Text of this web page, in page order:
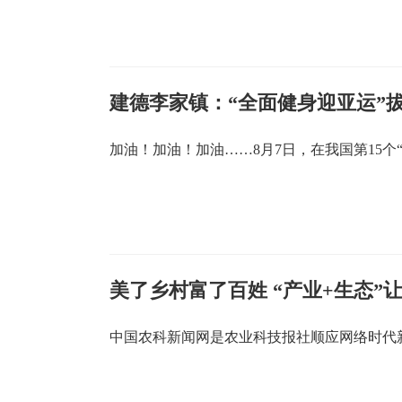
建德李家镇：“全面健身迎亚运”
加油！加油！加油……8月7日，在我国第15个
美了乡村富了百姓 “产业+生态”
中国农科新闻网是农业科技报社顺应网络时